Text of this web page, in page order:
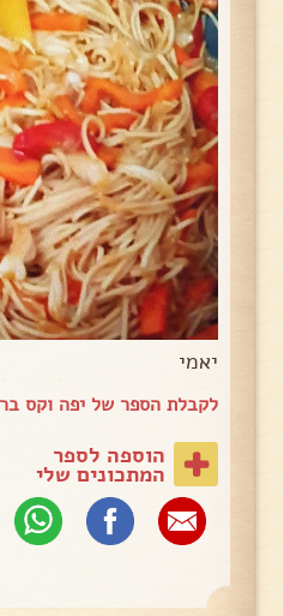
יאמי
לקבלת הספר של יפה וקס
הוספה לספר
המתכונים שלי